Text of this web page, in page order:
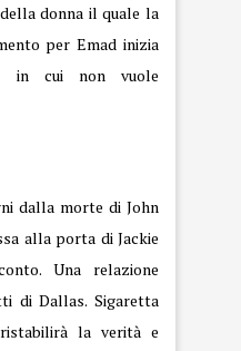
donna il quale la
per Emad inizia
in cui non vuole
dalla morte di John
alla porta di Jackie
Una relazione
di Dallas. Sigaretta
la verità e